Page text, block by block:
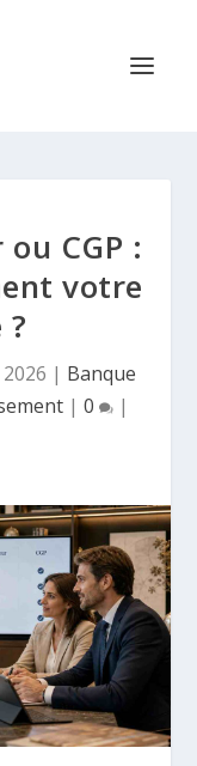
CGP :
votre
| Banque
| 0 |